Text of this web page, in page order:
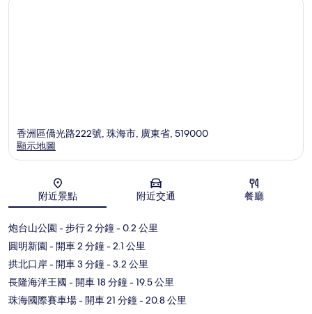
地圖
香洲區僑光路222號, 珠海市, 廣東省, 519000
顯示地圖
附近景點 附近交通 餐廳
炮台山公園 - 步行 2 分鐘- 0.2 公里
圓明新園 - 開車 2 分鐘- 2.1 公里
拱北口岸- 開車 3 分鐘- 3.2 公里
長隆海洋王國 - 開車 18 分鐘- 19.5 公里
珠海國際賽車場- 開車 21 分鐘- 20.8 公里